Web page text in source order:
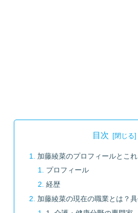
目次
加藤綾菜のプロフィールとこ
プロフィール
経歴
加藤綾菜の現在の職業とは？